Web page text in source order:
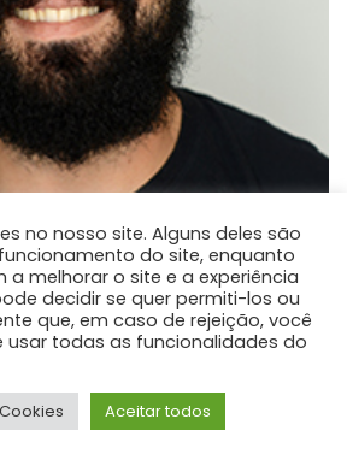
Reis
adjunto na Universidade
no nosso site. Alguns deles são
do site, enquanto
a melhorar o site e a experiência
decidir se quer permiti-los ou
que, em caso de rejeição, você
usar todas as funcionalidades do
Aceitar todos